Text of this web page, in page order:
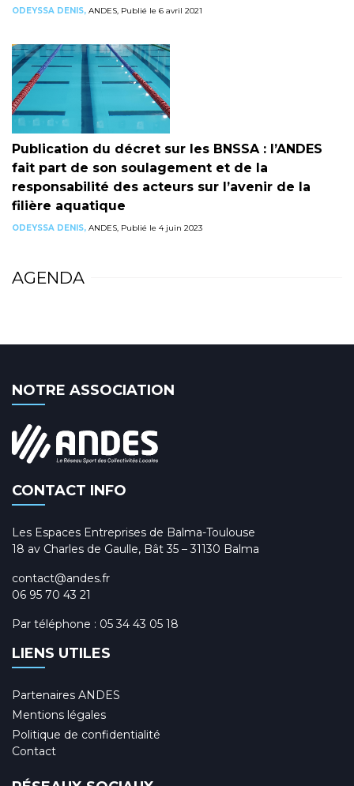
ODEYSSA DENIS, ANDES, Publié le 6 avril 2021
Publication du décret sur les BNSSA : l’ANDES
fait part de son soulagement et de la
responsabilité des acteurs sur l’avenir de la
filière aquatique
ODEYSSA DENIS, ANDES, Publié le 4 juin 2023
AGENDA
NOTRE ASSOCIATION
CONTACT INFO
Les Espaces Entreprises de Balma-Toulouse
18 av Charles de Gaulle, Bât 35 – 31130 Balma
contact@andes.fr
06 95 70 43 21
Par téléphone : 05 34 43 05 18
LIENS UTILES
Partenaires ANDES
Mentions légales
Politique de confidentialité
Contact